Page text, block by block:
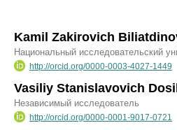
Kamil Zakirovich
Национальный исследовательский
http://orcid.org/0000-0003-4027-1449
Vasiliy Stanislavovich
Независимый исследователь
http://orcid.org/0000-0001-9017-0721